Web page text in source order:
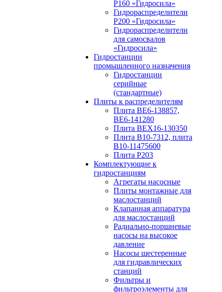
Р160 «Гидросила»
Гидрораспределители
Р200 «Гидросила»
Гидрораспределители
для самосвалов
«Гидросила»
Гидростанции
промышленного назначения
Гидростанции
серийные
(стандартные)
Плиты к распределителям
Плита ВЕ6-138857,
ВЕ6-141280
Плита ВЕХ16-130350
Плита В10-7312, плита
В10-11475600
Плита P203
Комплектующие к
гидростанциям
Агрегаты насосные
Плиты монтажные для
маслостанций
Клапанная аппаратура
для маслостанций
Радиально-поршневые
насосы на высокое
давление
Насосы шестеренные
для гидравлических
станций
Фильтры и
фильтроэлементы для